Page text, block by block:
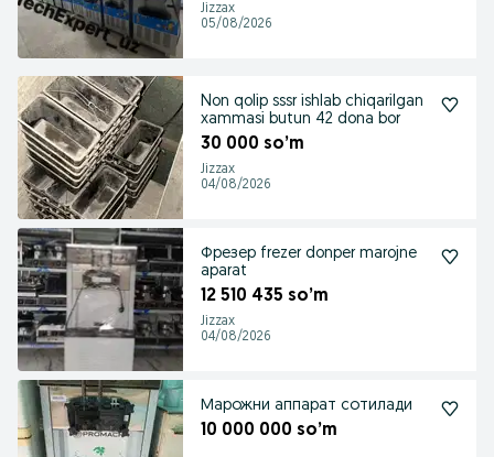
Jizzax
05/08/2026
Non qolip sssr ishlab chiqarilgan
xammasi butun 42 dona bor
30 000 so’m
Jizzax
04/08/2026
Фрезер frezer donper marojne
aparat
12 510 435 so’m
Jizzax
04/08/2026
Марожни аппарат сотилади
10 000 000 so’m